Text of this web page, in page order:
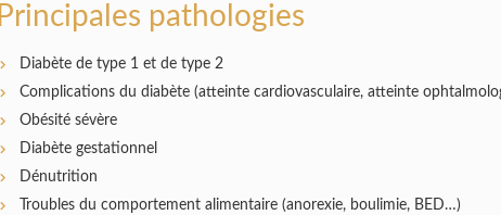
Principales pathologies
Diabète de type 1 et de type 2
Complications du diabète (atteinte cardiovasculaire, atteinte
Obésité sévère
Diabète gestationnel
Dénutrition
Troubles du comportement alimentaire (anorexie, boulimie, BED…)